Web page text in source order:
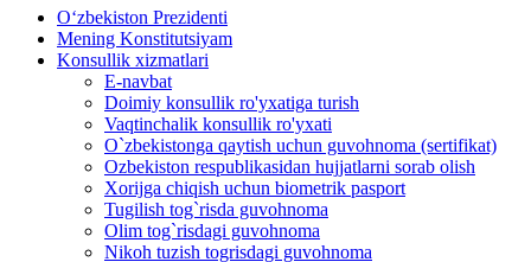
Oʻzbekiston Prezidenti
Mening Konstitutsiyam
Konsullik xizmatlari
E-navbat
Doimiy konsullik ro'yxatiga turish
Vaqtinchalik konsullik ro'yxati
O`zbekistonga qaytish uchun guvohnoma (sertifikat)
Ozbekiston respublikasidan hujjatlarni sorab olish
Xorijga chiqish uchun biometrik pasport
Tugilish tog`risda guvohnoma
Olim tog`risdagi guvohnoma
Nikoh tuzish togrisdagi guvohnoma